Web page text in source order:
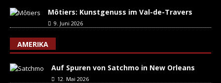
Môtiers: Kunstgenuss im Val-de-Travers
9. Juni 2026
AMERIKA
Auf Spuren von Satchmo in New Orleans
12. Mai 2026